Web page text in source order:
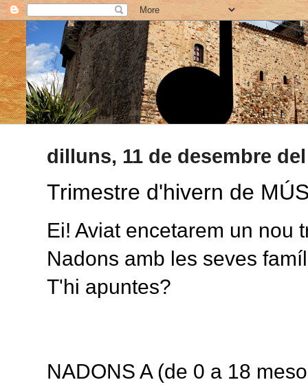
dilluns, 11 de desembre
Trimestre d'hivern de
Ei! Aviat encetarem un nou
Nadons amb les seves
T'hi apuntes?
NADONS A (de 0 a 18